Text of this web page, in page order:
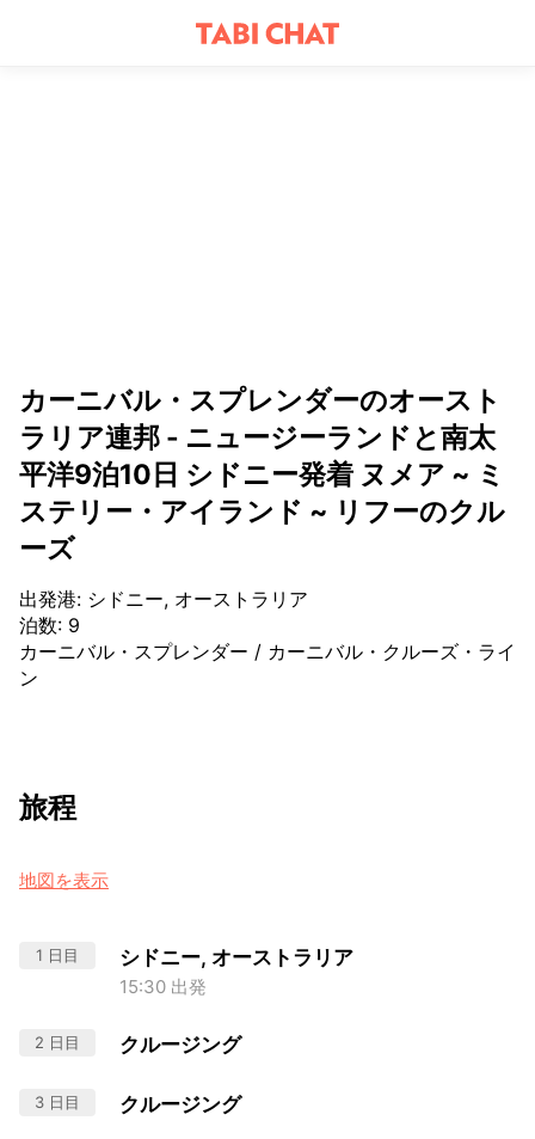
カーニバル・スプレンダーのオースト
ラリア連邦 - ニュージーランドと南太
平洋9泊10日 シドニー発着 ヌメア ~ ミ
ステリー・アイランド ~ リフーのクル
ーズ
出発港: シドニー, オーストラリア
泊数: 9
カーニバル・スプレンダー / カーニバル・クルーズ・ライ
ン
旅程
地図を表示
1 日目 シドニー, オーストラリア
15:30 出発
2 日目 クルージング
3 日目 クルージング